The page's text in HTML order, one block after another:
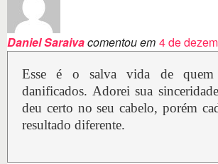
Daniel Saraivacomentou em 4 de
Esse é o salva vida de
danificados. Adorei sua
deu certo no seu cabelo, porém
resultado diferente.